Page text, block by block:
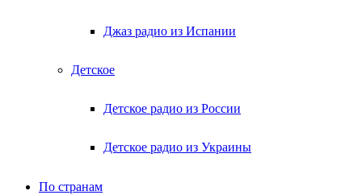
Джаз радио из Испании
Детское
Детское радио из России
Детское радио из Украины
По странам